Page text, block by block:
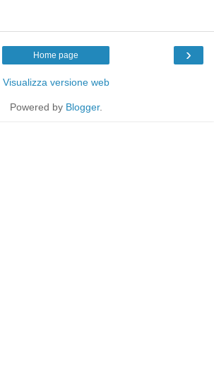
›
Home page
Visualizza versione web
Powered by Blogger.